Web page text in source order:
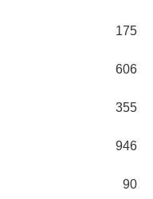
175
606
355
946
90